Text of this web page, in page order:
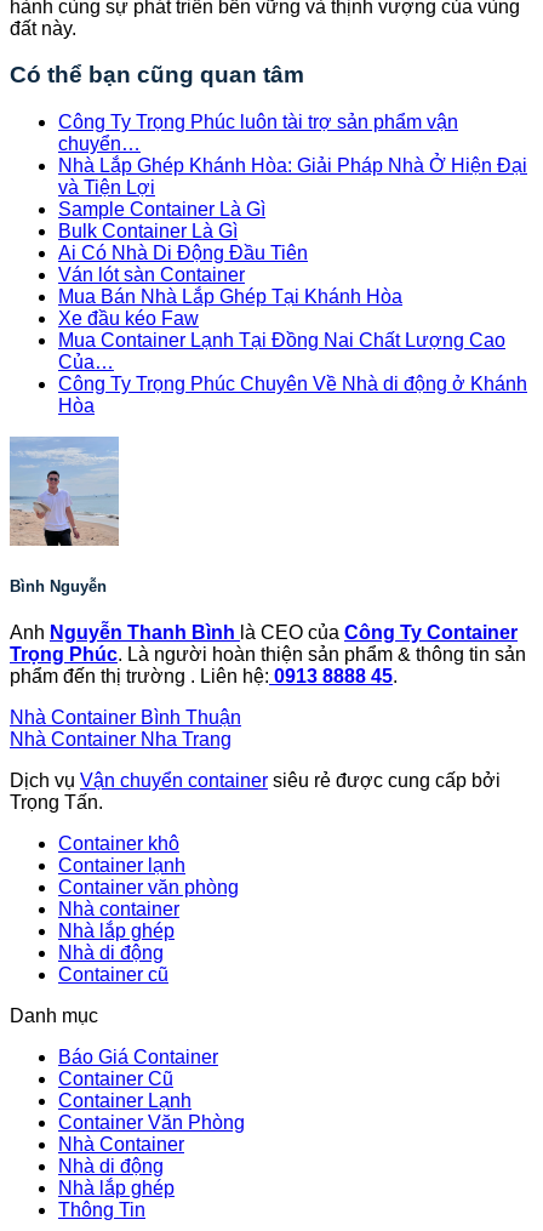
hành cùng sự phát triển bền vững và thịnh vượng của vùng
đất này.
Có thể bạn cũng quan tâm
Công Ty Trọng Phúc luôn tài trợ sản phẩm vận
chuyển…
Nhà Lắp Ghép Khánh Hòa: Giải Pháp Nhà Ở Hiện Đại
và Tiện Lợi
Sample Container Là Gì
Bulk Container Là Gì
Ai Có Nhà Di Động Đầu Tiên
Ván lót sàn Container
Mua Bán Nhà Lắp Ghép Tại Khánh Hòa
Xe đầu kéo Faw
Mua Container Lạnh Tại Đồng Nai Chất Lượng Cao
Của…
Công Ty Trọng Phúc Chuyên Về Nhà di động ở Khánh
Hòa
Bình Nguyễn
Anh Nguyễn Thanh Bình là CEO của Công Ty Container
Trọng Phúc. Là người hoàn thiện sản phẩm & thông tin sản
phẩm đến thị trường . Liên hệ: 0913 8888 45.
Nhà Container Bình Thuận
Nhà Container Nha Trang
Dịch vụ Vận chuyển container siêu rẻ được cung cấp bởi
Trọng Tấn.
Container khô
Container lạnh
Container văn phòng
Nhà container
Nhà lắp ghép
Nhà di động
Container cũ
Danh mục
Báo Giá Container
Container Cũ
Container Lạnh
Container Văn Phòng
Nhà Container
Nhà di động
Nhà lắp ghép
Thông Tin